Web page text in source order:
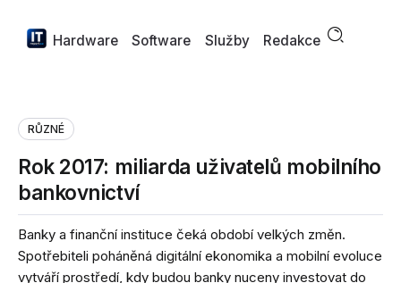
Hardware Software Služby Redakce
RŮZNÉ
Rok 2017: miliarda uživatelů mobilního
bankovnictví
Banky a finanční instituce čeká období velkých změn.
Spotřebiteli poháněná digitální ekonomika a mobilní evoluce
vytváří prostředí, kdy budou banky nuceny investovat do